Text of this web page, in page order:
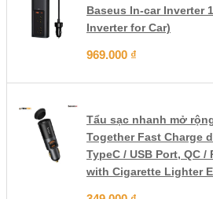
Baseus In-car Inverter
Inverter for Car)
969.000 ₫
Tẩu sạc nhanh mở
Together Fast Charge
TypeC / USB Port, QC /
with Cigarette Lighter